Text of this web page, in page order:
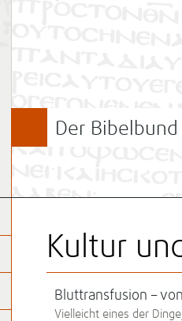
Der Bibelbund
Kultur
Bluttransfusion –
Vielleicht eines der